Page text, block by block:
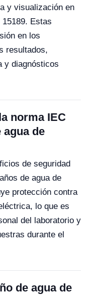
y visualización en
Estas
en los
resultados,
y diagnósticos
norma IEC
agua de
de seguridad
de agua de
protección contra
lo que es
del laboratorio y
durante el
de agua de